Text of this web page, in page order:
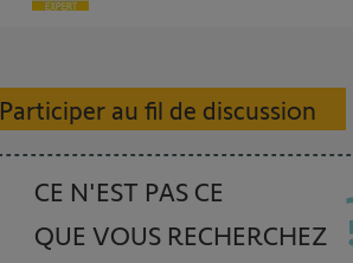
Participer au fil de discussion
CE N'EST PAS CE
QUE VOUS RECHERCHEZ